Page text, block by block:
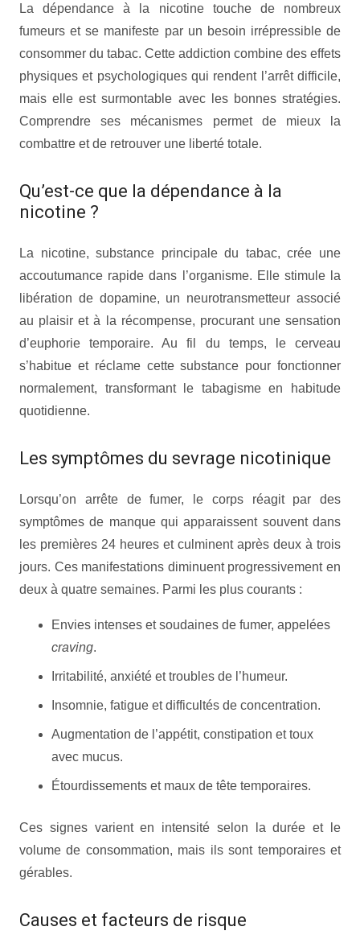
La dépendance à la nicotine touche de nombreux
fumeurs et se manifeste par un besoin irrépressible de
consommer du tabac. Cette addiction combine des effets
physiques et psychologiques qui rendent l’arrêt difficile,
mais elle est surmontable avec les bonnes stratégies.
Comprendre ses mécanismes permet de mieux la
combattre et de retrouver une liberté totale.
Qu’est-ce que la dépendance à la
nicotine ?
La nicotine, substance principale du tabac, crée une
accoutumance rapide dans l’organisme. Elle stimule la
libération de dopamine, un neurotransmetteur associé
au plaisir et à la récompense, procurant une sensation
d’euphorie temporaire. Au fil du temps, le cerveau
s’habitue et réclame cette substance pour fonctionner
normalement, transformant le tabagisme en habitude
quotidienne.
Les symptômes du sevrage nicotinique
Lorsqu’on arrête de fumer, le corps réagit par des
symptômes de manque qui apparaissent souvent dans
les premières 24 heures et culminent après deux à trois
jours. Ces manifestations diminuent progressivement en
deux à quatre semaines. Parmi les plus courants :
Envies intenses et soudaines de fumer, appelées
craving.
Irritabilité, anxiété et troubles de l’humeur.
Insomnie, fatigue et difficultés de concentration.
Augmentation de l’appétit, constipation et toux
avec mucus.
Étourdissements et maux de tête temporaires.
Ces signes varient en intensité selon la durée et le
volume de consommation, mais ils sont temporaires et
gérables.
Causes et facteurs de risque